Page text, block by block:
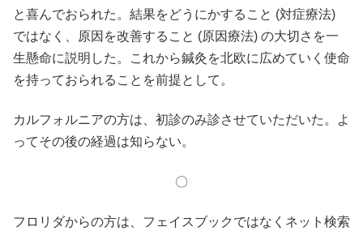
と喜んでおられた。結果をどうにかすること (対症療法)
ではなく、原因を改善すること (原因療法) の大切さを一
生懸命に説明した。これから鍼灸を北欧に広めていく使命
を持っておられることを前提として。
カルフォルニアの方は、初診のみ診させていただいた。よ
ってその後の経過は知らない。
〇
フロリダからの方は、フェイスブックではなくネット検索